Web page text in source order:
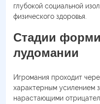
глубокой социальной
физического здоровья.
Стадии
лудомании
Игромания проходит
характерным усилением
нарастающими